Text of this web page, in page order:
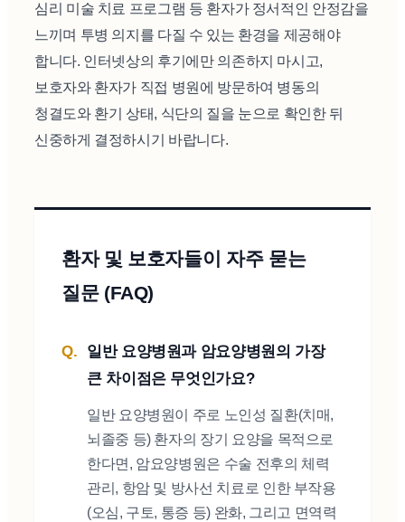
심리 미술 치료 프로그램 등 환자가 정서적인 안정감을
느끼며 투병 의지를 다질 수 있는 환경을 제공해야
합니다. 인터넷상의 후기에만 의존하지 마시고,
보호자와 환자가 직접 병원에 방문하여 병동의
청결도와 환기 상태, 식단의 질을 눈으로 확인한 뒤
신중하게 결정하시기 바랍니다.
환자 및 보호자들이 자주 묻는
질문 (FAQ)
일반 요양병원과 암요양병원의 가장
큰 차이점은 무엇인가요?
일반 요양병원이 주로 노인성 질환(치매,
뇌졸중 등) 환자의 장기 요양을 목적으로
한다면, 암요양병원은 수술 전후의 체력
관리, 항암 및 방사선 치료로 인한 부작용
(오심, 구토, 통증 등) 완화, 그리고 면역력